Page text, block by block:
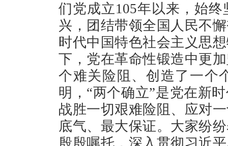
们党成立105年以来，始
兴，团结带领全国人民不
时代中国特色社会主义思
下，党在革命性锻造中更
个难关险阻、创造了一个
明，“两个确立”是党在新
战胜一切艰难险阻、应对
底气、最大保证。大家纷
殷殷嘱托，深入贯彻习近